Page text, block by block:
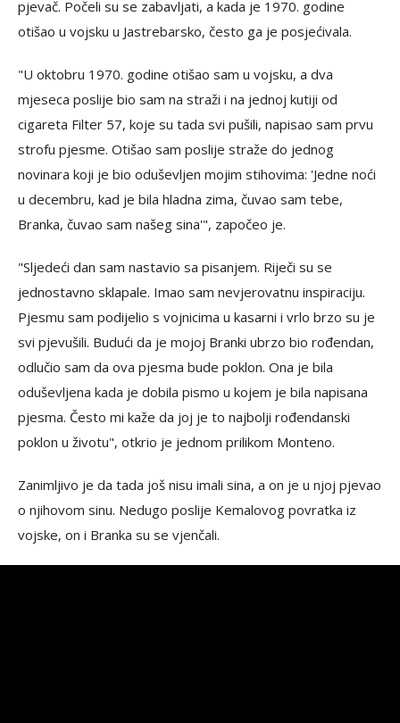
pjevač. Počeli su se zabavljati, a kada je 1970. godine
otišao u vojsku u Jastrebarsko, često ga je posjećivala.
"U oktobru 1970. godine otišao sam u vojsku, a dva
mjeseca poslije bio sam na straži i na jednoj kutiji od
cigareta Filter 57, koje su tada svi pušili, napisao sam prvu
strofu pjesme. Otišao sam poslije straže do jednog
novinara koji je bio oduševljen mojim stihovima: 'Jedne noći
u decembru, kad je bila hladna zima, čuvao sam tebe,
Branka, čuvao sam našeg sina'", započeo je.
"Sljedeći dan sam nastavio sa pisanjem. Riječi su se
jednostavno sklapale. Imao sam nevjerovatnu inspiraciju.
Pjesmu sam podijelio s vojnicima u kasarni i vrlo brzo su je
svi pjevušili. Budući da je mojoj Branki ubrzo bio rođendan,
odlučio sam da ova pjesma bude poklon. Ona je bila
oduševljena kada je dobila pismo u kojem je bila napisana
pjesma. Često mi kaže da joj je to najbolji rođendanski
poklon u životu", otkrio je jednom prilikom Monteno.
Zanimljivo je da tada još nisu imali sina, a on je u njoj pjevao
o njihovom sinu. Nedugo poslije Kemalovog povratka iz
vojske, on i Branka su se vjenčali.